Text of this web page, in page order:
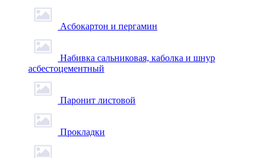
Асбокартон и пергамин
Набивка сальниковая, каболка и шнур
асбестоцементный
Паронит листовой
Прокладки